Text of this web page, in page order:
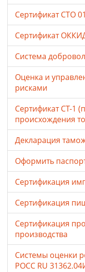
Сертификат СТО
Сертификат
Система
Оценка и
рисками
Сертификат СТ-1
происхождения
Декларация
Оформить
Сертификация
Сертификация
Сертификация
производства
Системы оценки
РОСС RU